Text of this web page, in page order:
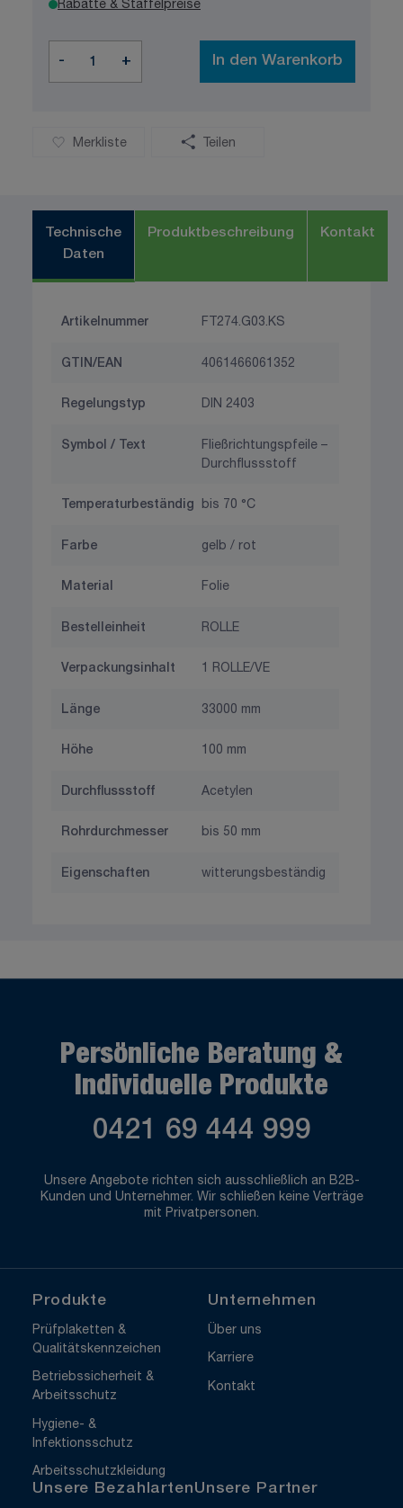
Rabatte & Staffelpreise
- + In den Warenkorb
Merkliste Teilen
Technische
Daten
Produktbeschreibung Kontakt
Artikelnummer FT274.G03.KS
GTIN/EAN 4061466061352
Regelungstyp DIN 2403
Symbol / Text
Fließrichtungspfeile –
Durchflussstoff
Temperaturbeständig bis 70 °C
Farbe gelb / rot
Material Folie
Bestelleinheit ROLLE
Verpackungsinhalt 1 ROLLE/VE
Länge 33000 mm
Höhe 100 mm
Durchflussstoff Acetylen
Rohrdurchmesser bis 50 mm
Eigenschaften witterungsbeständig
Persönliche Beratung &
Individuelle Produkte
0421 69 444 999
Unsere Angebote richten sich ausschließlich an B2B-
Kunden und Unternehmer. Wir schließen keine Verträge
mit Privatpersonen.
Produkte
Prüfplaketten &
Qualitätskennzeichen
Betriebssicherheit &
Arbeitsschutz
Hygiene- &
Infektionsschutz
Arbeitsschutzkleidung
Unternehmen
Über uns
Karriere
Kontakt
Unsere BezahlartenUnsere Partner